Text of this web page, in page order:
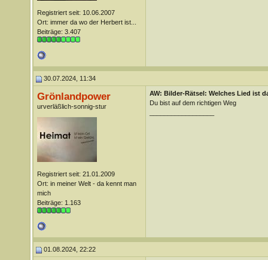
Registriert seit: 10.06.2007
Ort: immer da wo der Herbert ist...
Beiträge: 3.407
30.07.2024, 11:34
Grönlandpower
urverläßlich-sonnig-stur
Registriert seit: 21.01.2009
Ort: in meiner Welt - da kennt man
mich
Beiträge: 1.163
AW: Bilder-Rätsel: Welches Lied ist
Du bist auf dem richtigen Weg
01.08.2024, 22:22